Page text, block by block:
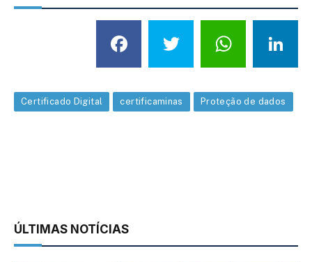
Facebook
Twitter
Certificado Digital certificaminas Proteção de dados
ÚLTIMAS NOTÍCIAS